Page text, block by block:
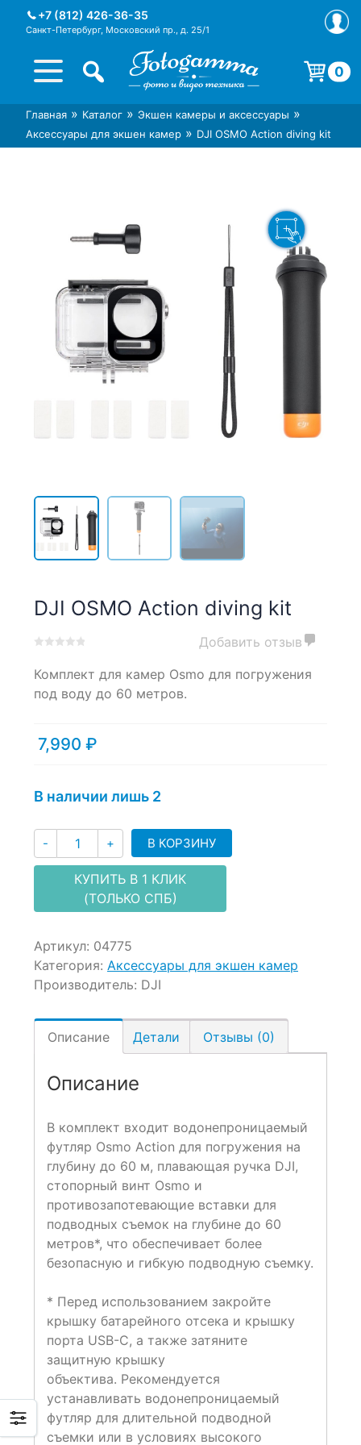
+7 (812) 426-36-35
Санкт-Петербург, Московский пр., д. 25/1
Интернет-магазин фототехники
Foto-Gamma в СПб
Магазин фотоаксессуаров foto-
gamma.ru
0
Корзина пуста.
Главная » Каталог » Экшен камеры и аксессуары »
Аксессуары для экшен камер » DJI OSMO Action diving kit
DJI OSMO Action diving kit
out
based
ratings
Добавить отзыв
Комплект для камер Osmo для погружения
под воду до 60 метров.
7,990 ₽
В наличии лишь 2
- Количество
+ В КОРЗИНУ
КУПИТЬ В 1 КЛИК
(ТОЛЬКО СПБ)
Артикул: 04775
Категория: Аксессуары для экшен камер
Производитель: DJI
Описание Детали Отзывы (0)
Описание
В комплект входит водонепроницаемый
футляр Osmo Action для погружения на
глубину до 60 м, плавающая ручка DJI,
стопорный винт Osmo и
противозапотевающие вставки для
подводных съемок на глубине до 60
метров*, что обеспечивает более
безопасную и гибкую подводную съемку.
* Перед использованием закройте
крышку батарейного отсека и крышку
порта USB-C, а также затяните
защитную крышку
объектива. Рекомендуется
устанавливать водонепроницаемый
футляр для длительной подводной
съемки или в условиях высокого